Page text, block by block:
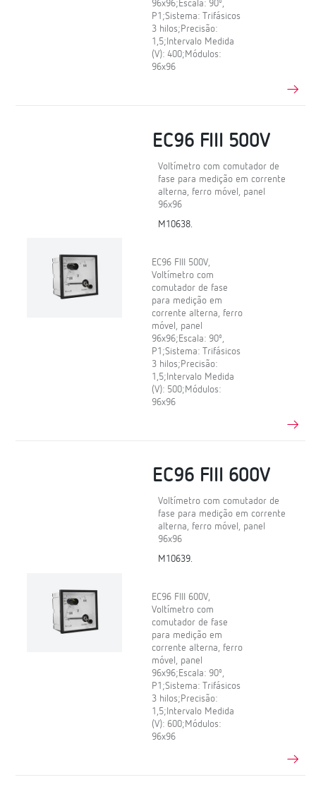
96x96;Escala: 90º,
P1;Sistema: Trifásicos
3 hilos;Precisão:
1,5;Intervalo Medida
(V): 400;Módulos:
96x96
EC96 FIII 500V
Voltímetro com comutador de
fase para medição em corrente
alterna, ferro móvel, panel
96x96
M10638.
EC96 FIII 500V,
Voltímetro com
comutador de fase
para medição em
corrente alterna, ferro
móvel, panel
96x96;Escala: 90º,
P1;Sistema: Trifásicos
3 hilos;Precisão:
1,5;Intervalo Medida
(V): 500;Módulos:
96x96
EC96 FIII 600V
Voltímetro com comutador de
fase para medição em corrente
alterna, ferro móvel, panel
96x96
M10639.
EC96 FIII 600V,
Voltímetro com
comutador de fase
para medição em
corrente alterna, ferro
móvel, panel
96x96;Escala: 90º,
P1;Sistema: Trifásicos
3 hilos;Precisão:
1,5;Intervalo Medida
(V): 600;Módulos:
96x96